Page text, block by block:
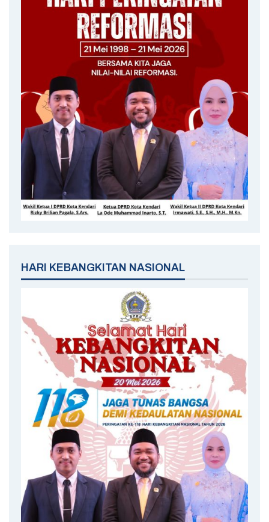
HARI KEBANGKITAN NASIONAL